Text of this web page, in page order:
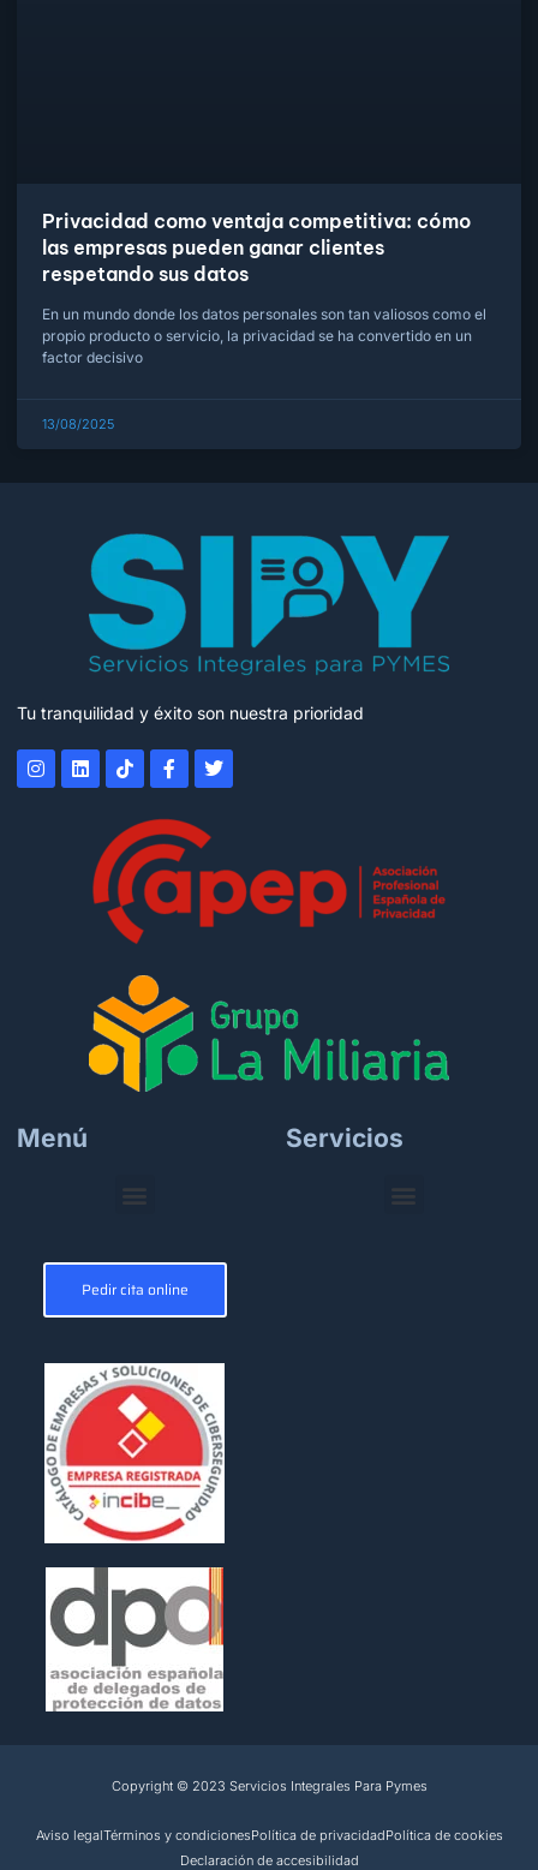
Privacidad como ventaja competitiva: cómo
las empresas pueden ganar clientes
respetando sus datos
En un mundo donde los datos personales son tan valiosos como el
propio producto o servicio, la privacidad se ha convertido en un
factor decisivo
13/08/2025
Tu tranquilidad y éxito son nuestra prioridad
Menú
Pedir cita online
Servicios
Copyright © 2023 Servicios Integrales Para Pymes
Aviso legalTérminos y condicionesPolítica de privacidadPolítica de cookies
Declaración de accesibilidad